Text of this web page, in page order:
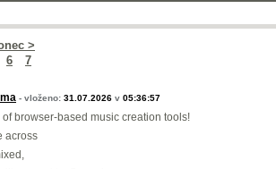
>
6 7
- vloženo: 31.07.2026 v 05:36:57
browser-based music creation tools!
across